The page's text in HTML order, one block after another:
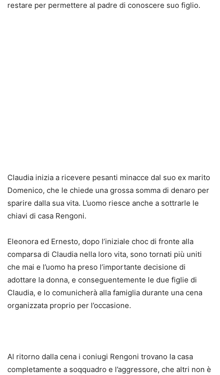
restare per permettere al padre di conoscere suo figlio.
Claudia inizia a ricevere pesanti minacce dal suo ex marito
Domenico, che le chiede una grossa somma di denaro per
sparire dalla sua vita. L’uomo riesce anche a sottrarle le
chiavi di casa Rengoni.
Eleonora ed Ernesto, dopo l’iniziale choc di fronte alla
comparsa di Claudia nella loro vita, sono tornati più uniti
che mai e l’uomo ha preso l’importante decisione di
adottare la donna, e conseguentemente le due figlie di
Claudia, e lo comunicherà alla famiglia durante una cena
organizzata proprio per l’occasione.
Al ritorno dalla cena i coniugi Rengoni trovano la casa
completamente a soqquadro e l’aggressore, che altri non è